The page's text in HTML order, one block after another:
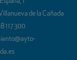
de la Cañada
117 300